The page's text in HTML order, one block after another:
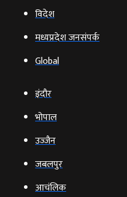
विदेश
मध्यप्रदेश जनसंपर्क
Global
इंदौर
भोपाल
उज्‍जैन
जबलपुर
आचंलिक